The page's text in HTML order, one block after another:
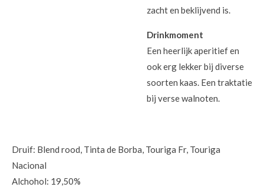
zacht en beklijvend is.
Drinkmoment
Een heerlijk aperitief en
ook erg lekker bij diverse
soorten kaas. Een traktatie
bij verse walnoten.
Druif: Blend rood, Tinta de Borba, Touriga Fr, Touriga
Nacional
Alchohol: 19,50%